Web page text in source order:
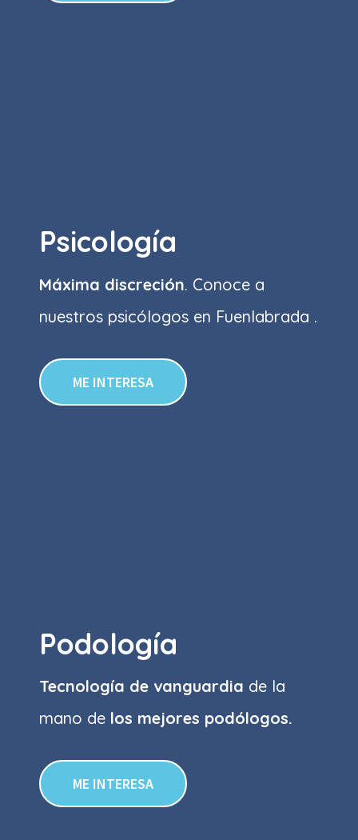
Psicología
Máxima discreción. Conoce a
nuestros psicólogos en Fuenlabrada .
ME INTERESA
Podología
Tecnología de vanguardia de la
mano de los mejores podólogos.
ME INTERESA